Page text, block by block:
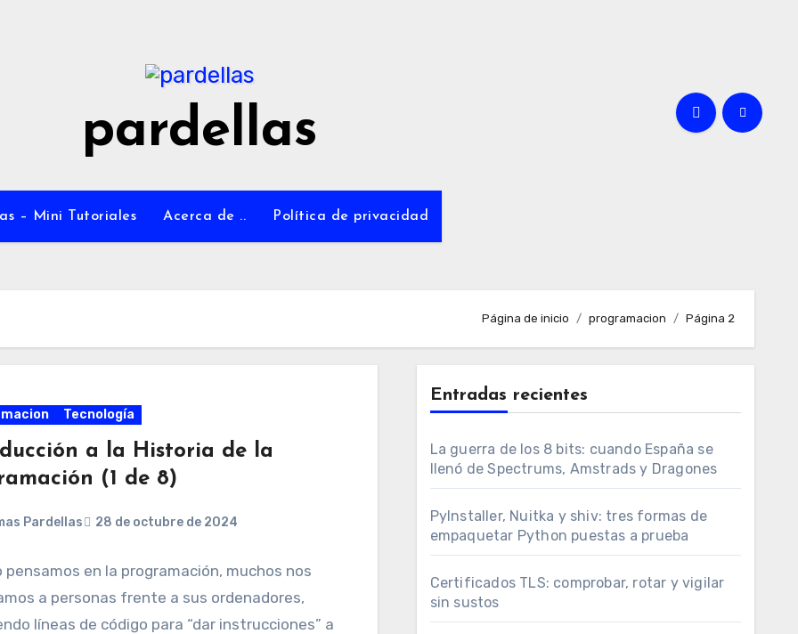
pardellas
– Mini Tutoriales Acerca de .. Política de privacidad
Página de inicio programacion Página 2
Tecnología
a la Historia de la
(1 de 8)
Pardellas 28 de octubre de 2024
pensamos en la programación, muchos nos
a personas frente a sus ordenadores,
líneas de código para “dar instrucciones” a
Entradas recientes
La guerra de los 8 bits: cuando España se
llenó de Spectrums, Amstrads y Dragones
PyInstaller, Nuitka y shiv: tres formas de
empaquetar Python puestas a prueba
Certificados TLS: comprobar, rotar y vigilar
sin sustos